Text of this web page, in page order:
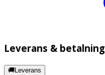
Leverans & betalning
🚚Leverans